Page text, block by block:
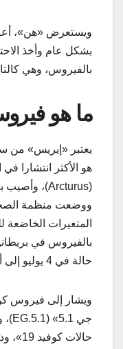
ويستعرض «هن»،
بشكل عام وأخذ
بالفيروس، وهي
ما هو
يعتبر «إيريس» من
هو الأكثر انتشارا
ووضعت منظمة الصحة
المتغيرات الخاضعة
حالة في 4 يوليو إلى أكثر من 785 ألفا في 27 يوليو.
ويشار إلى فيروس
حالات